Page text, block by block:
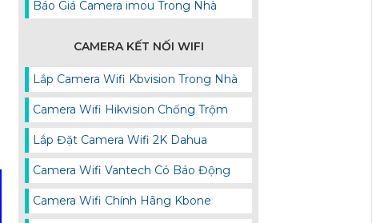
Báo Giá Camera imou Trong Nhà
CAMERA KẾT NỐI WIFI
Lắp Camera Wifi Kbvision Trong Nhà
Camera Wifi Hikvision Chống Trộm
Lắp Đặt Camera Wifi 2K Dahua
Camera Wifi Vantech Có Báo Động
Camera Wifi Chính Hãng Kbone